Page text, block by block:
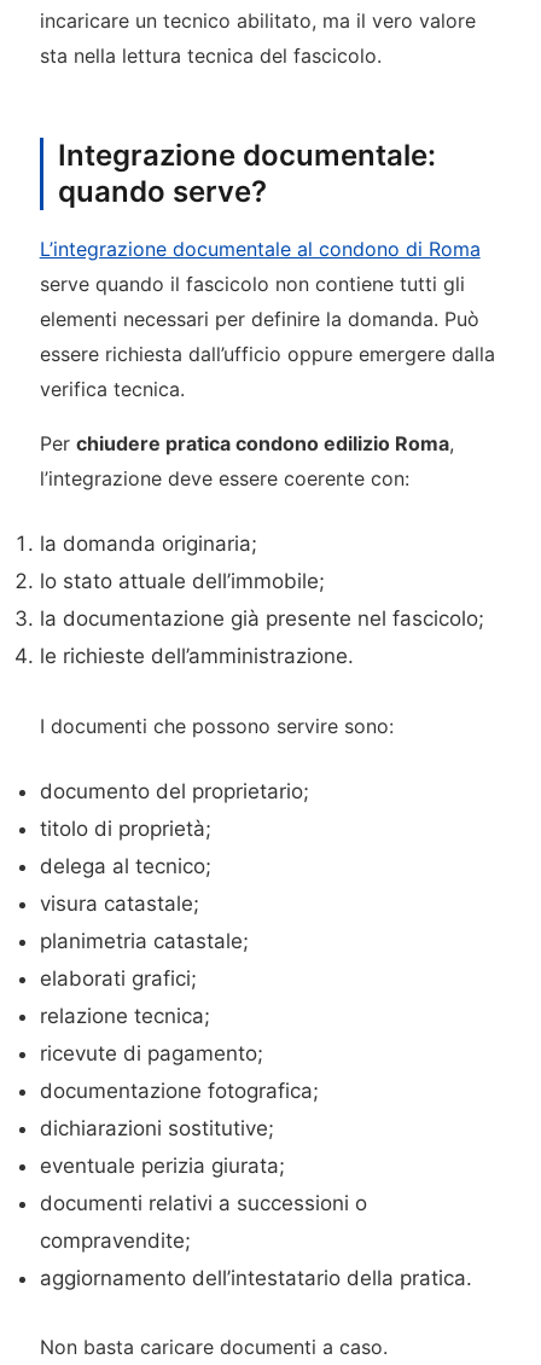
incaricare un tecnico abilitato, ma il vero valore
sta nella lettura tecnica del fascicolo.
Integrazione documentale:
quando serve?
L’integrazione documentale al condono di Roma
serve quando il fascicolo non contiene tutti gli
elementi necessari per definire la domanda. Può
essere richiesta dall’ufficio oppure emergere dalla
verifica tecnica.
Per chiudere pratica condono edilizio Roma,
l’integrazione deve essere coerente con:
la domanda originaria;
lo stato attuale dell’immobile;
la documentazione già presente nel fascicolo;
le richieste dell’amministrazione.
I documenti che possono servire sono:
documento del proprietario;
titolo di proprietà;
delega al tecnico;
visura catastale;
planimetria catastale;
elaborati grafici;
relazione tecnica;
ricevute di pagamento;
documentazione fotografica;
dichiarazioni sostitutive;
eventuale perizia giurata;
documenti relativi a successioni o
compravendite;
aggiornamento dell’intestatario della pratica.
Non basta caricare documenti a caso.